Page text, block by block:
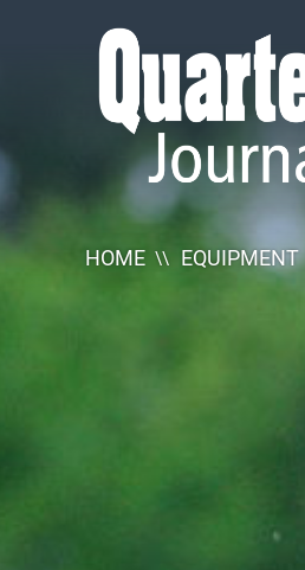
Quarter
Horse
Journal
HOME EQUIPMENT